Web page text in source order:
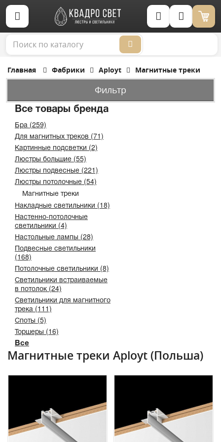
Корзина (0)
Главная Фабрики Aployt Магнитные треки
Фильтр
Все товары бренда
Бра (259)
Для магнитных треков (71)
Картинные подсветки (2)
Люстры большие (55)
Люстры подвесные (221)
Люстры потолочные (54)
Магнитные треки
Накладные светильники (18)
Настенно-потолочные
светильники (4)
Настольные лампы (28)
Подвесные светильники
(168)
Потолочные светильники (8)
Светильники встраиваемые
в потолок (24)
Светильники для магнитного
трека (111)
Споты (5)
Торшеры (16)
Все
Магнитные треки Aployt (Польша)